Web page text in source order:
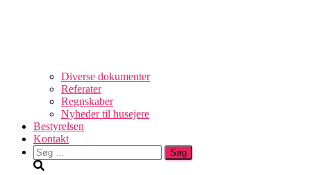
Diverse dokumenter
Referater
Regnskaber
Nyheder til husejere
Bestyrelsen
Kontakt
Søg
efter: